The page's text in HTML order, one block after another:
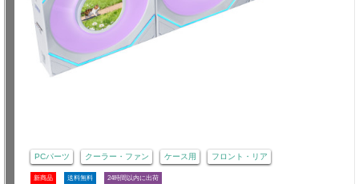
PCパーツ クーラー・ファン ケース用 フロント・リア
新商品 送料無料 24時間以内に出荷